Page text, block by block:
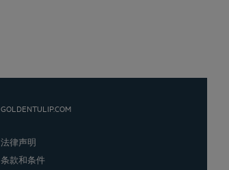
GOLDENTULIP.COM
法律声明
条款和条件